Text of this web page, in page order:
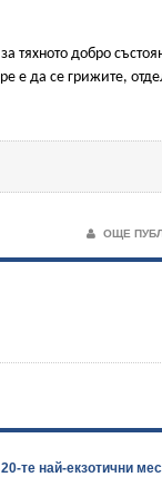
тяхното добро
е да се грижите,
ОЩЕ
20-те най-екзотични